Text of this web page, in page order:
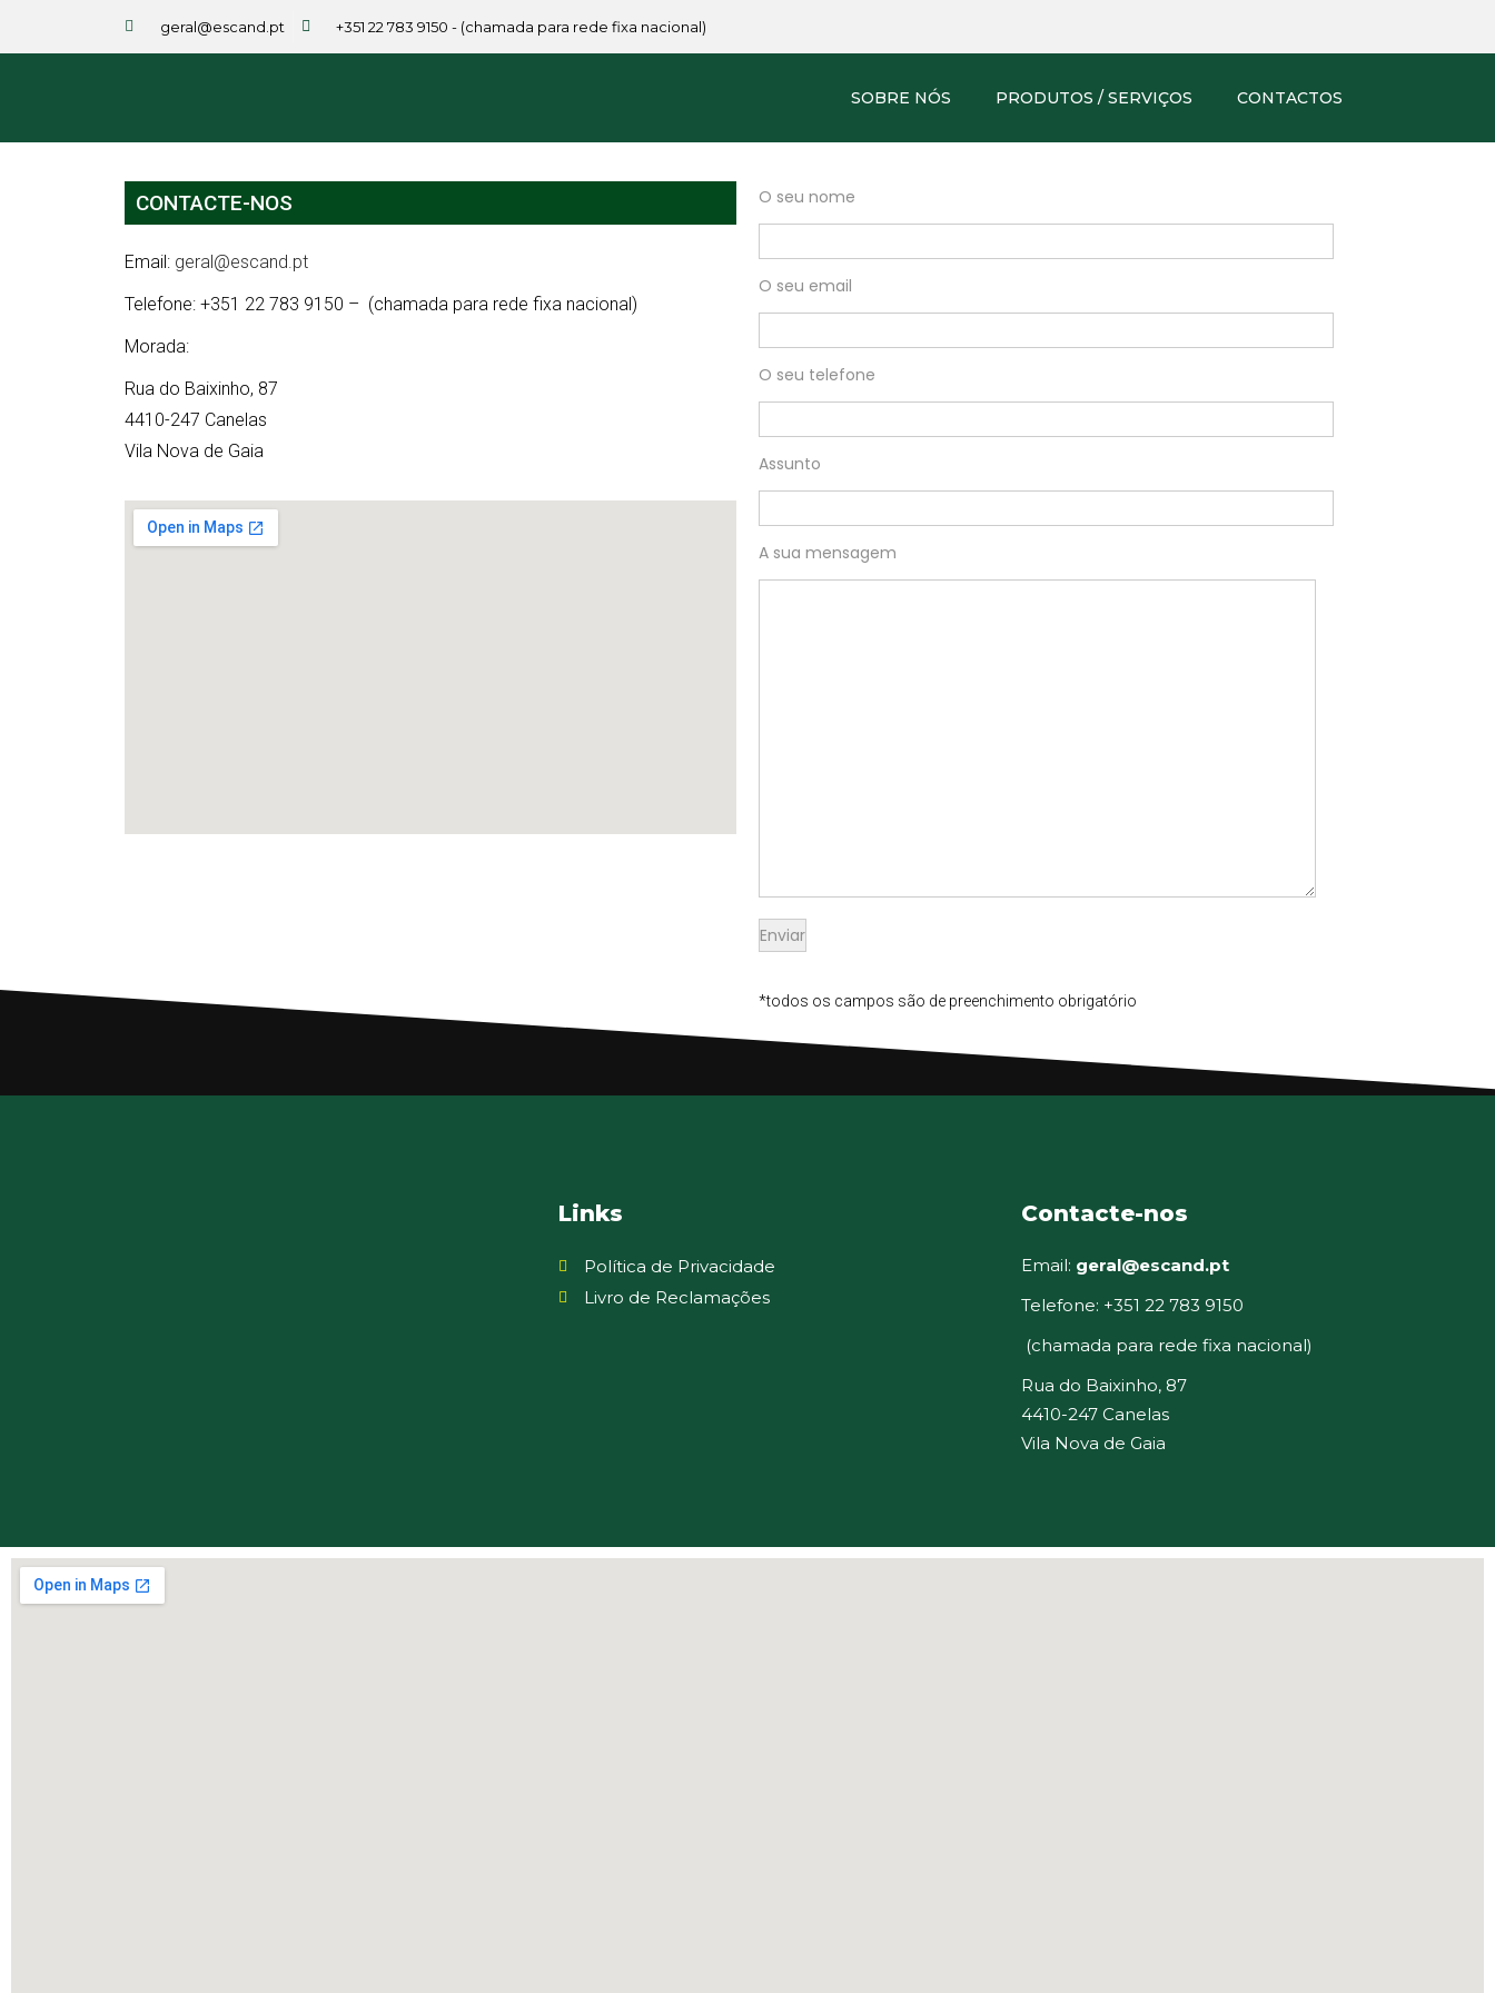
geral@escand.pt +351 22 783 9150 - (chamada para rede fixa nacional)
SOBRE NÓS PRODUTOS / SERVIÇOS CONTACTOS
CONTACTE-NOS
Email: geral@escand.pt
Telefone: +351 22 783 9150 – (chamada para rede fixa nacional)
Morada:
Rua do Baixinho, 87
4410-247 Canelas
Vila Nova de Gaia
O seu nome
O seu email
O seu telefone
Assunto
A sua mensagem
*todos os campos são de preenchimento obrigatório
Links
Política de Privacidade
Livro de Reclamações
Contacte-nos
Email: geral@escand.pt
Telefone: +351 22 783 9150
(chamada para rede fixa nacional)
Rua do Baixinho, 87
4410-247 Canelas
Vila Nova de Gaia